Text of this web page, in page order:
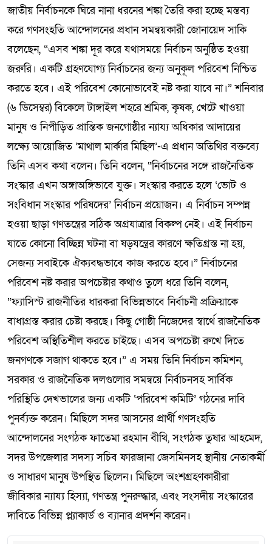
জাতীয় নির্বাচনকে ঘিরে নানা ধরনের শঙ্কা তৈরি করা হচ্ছে মন্তব্য
করে গণসংহতি আন্দোলনের প্রধান সমন্বয়কারী জোনায়েদ সাকি
বলেছেন, “এসব শঙ্কা দূর করে যথাসময়ে নির্বাচন অনুষ্ঠিত হওয়া
জরুরি। একটি গ্রহণযোগ্য নির্বাচনের জন্য অনুকূল পরিবেশ নিশ্চিত
করতে হবে। এই পরিবেশ কোনোভাবেই নষ্ট করা যাবে না।” শনিবার
(৬ ডিসেম্বর) বিকেলে টাঙ্গাইল শহরে শ্রমিক, কৃষক, খেটে খাওয়া
মানুষ ও নিপীড়িত প্রান্তিক জনগোষ্ঠীর ন্যায্য অধিকার আদায়ের
লক্ষ্যে আয়োজিত ‘মাথাল মার্কার মিছিল’-এ প্রধান অতিথির বক্তব্যে
তিনি এসব কথা বলেন। তিনি বলেন, “নির্বাচনের সঙ্গে রাজনৈতিক
সংস্কার এখন অঙ্গাঅঙ্গিভাবে যুক্ত। সংস্কার করতে হলে ‘ভোট ও
সংবিধান সংস্কার পরিষদের’ নির্বাচন প্রয়োজন। এ নির্বাচন সম্পন্ন
হওয়া ছাড়া গণতন্ত্রের সঠিক অগ্রযাত্রার বিকল্প নেই। এই নির্বাচন
যাতে কোনো বিচ্ছিন্ন ঘটনা বা ষড়যন্ত্রের কারণে ক্ষতিগ্রস্ত না হয়,
সেজন্য সবাইকে ঐক্যবদ্ধভাবে কাজ করতে হবে।” নির্বাচনের
পরিবেশ নষ্ট করার অপচেষ্টার কথাও তুলে ধরে তিনি বলেন,
“ফ্যাসিস্ট রাজনীতির ধারকরা বিভিন্নভাবে নির্বাচনী প্রক্রিয়াকে
বাধাগ্রস্ত করার চেষ্টা করছে। কিছু গোষ্ঠী নিজেদের স্বার্থে রাজনৈতিক
পরিবেশ অস্থিতিশীল করতে চাইছে। এসব অপচেষ্টা রুখে দিতে
জনগণকে সজাগ থাকতে হবে।” এ সময় তিনি নির্বাচন কমিশন,
সরকার ও রাজনৈতিক দলগুলোর সমন্বয়ে নির্বাচনসহ সার্বিক
পরিস্থিতি দেখভালের জন্য একটি ‘পরিবেশ কমিটি’ গঠনের দাবি
পুনর্ব্যক্ত করেন। মিছিলে সদর আসনের প্রার্থী গণসংহতি
আন্দোলনের সংগঠক ফাতেমা রহমান বীথি, সংগঠক তুষার আহমেদ,
সদর উপজেলার সদস্য সচিব ফারজানা জেসমিনসহ স্থানীয় নেতাকর্মী
ও সাধারণ মানুষ উপস্থিত ছিলেন। মিছিলে অংশগ্রহণকারীরা
জীবিকার ন্যায্য হিস্যা, গণতন্ত্র পুনরুদ্ধার, এবং সংসদীয় সংস্কারের
দাবিতে বিভিন্ন প্ল্যাকার্ড ও ব্যানার প্রদর্শন করেন।